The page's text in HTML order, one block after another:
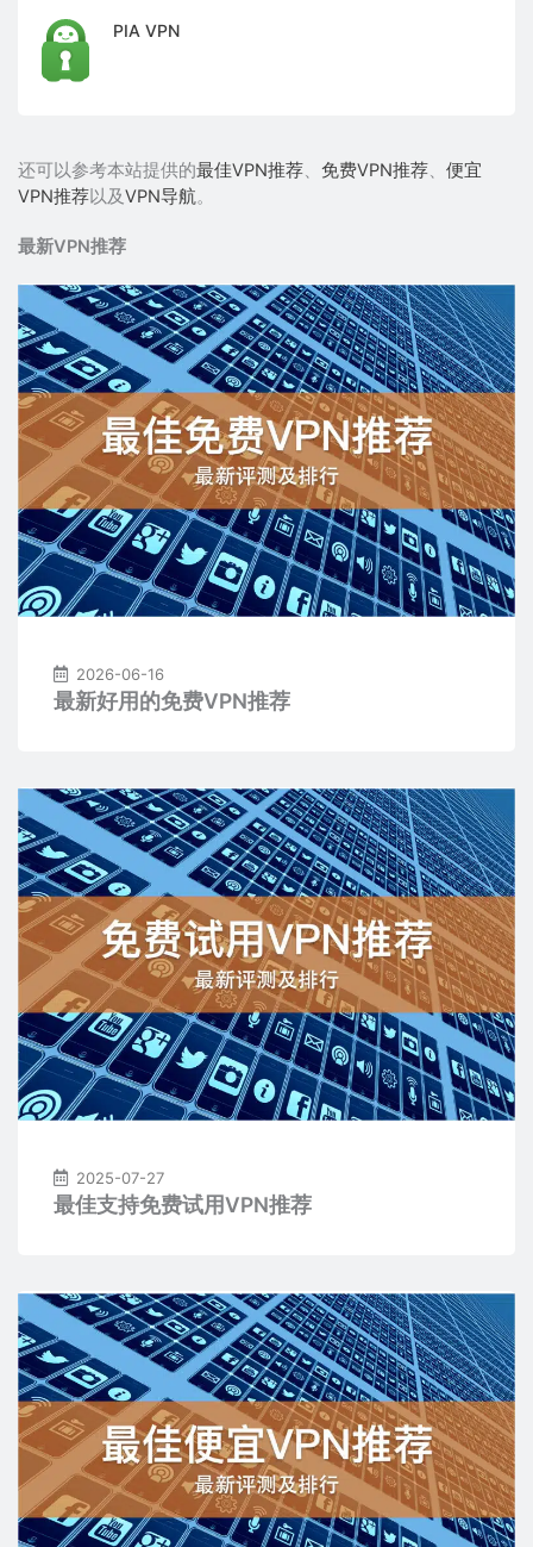
PIA VPN
还可以参考本站提供的最佳VPN推荐 免费VPN推荐
便宜
VPN推荐以及VPN导航。
最新VPN推荐
2026-06-16
最新好用的免费VPN推荐
2025-07-27
最佳支持免费试用VPN推荐